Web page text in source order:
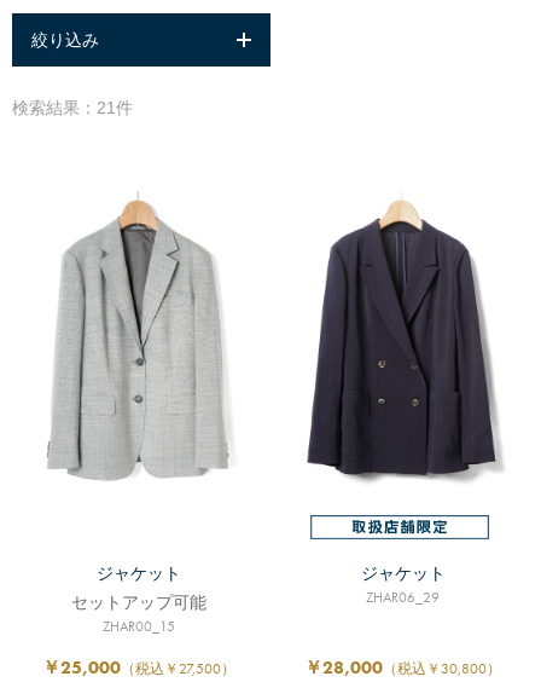
絞り込み
検索結果：21件
ジャケット
セットアップ可能
ZHAR00_15
￥25,000（税込￥27,500）
ジャケット
ZHAR06_29
￥28,000 （税込￥30,800）